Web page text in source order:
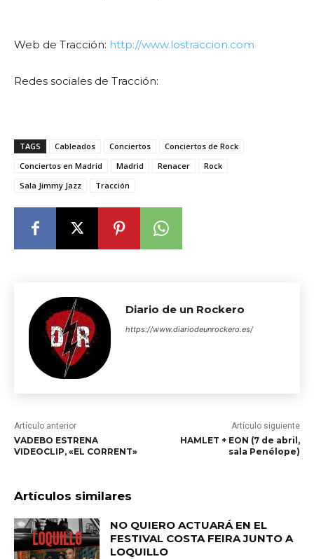
Web de Tracción: http://www.lostraccion.com
Redes sociales de Tracción:
TAGS Cableados Conciertos
Conciertos de Rock
Conciertos en Madrid
Madrid Renacer
Rock
Sala Jimmy Jazz
Tracción
Diario de un Rockero
https://www.diariodeunrockero.es/
Artículo anterior
VADEBO ESTRENA
VIDEOCLIP, «EL CORRENT»
Artículo siguiente
HAMLET + EON (7 de abril,
sala Penélope)
Artículos similares
NO QUIERO ACTUARÁ EN EL
FESTIVAL COSTA FEIRA JUNTO A
LOQUILLO